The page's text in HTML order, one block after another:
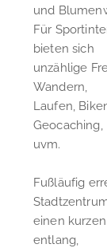
und
Für
bieten sich
unzählige
Wandern,
Laufen,
Geocaching,
uvm.
Fußläufig
einen
entlang,